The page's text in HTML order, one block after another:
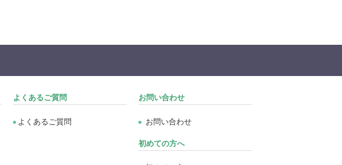
よくあるご質問
よくあるご質問
お問い合わせ
お問い合わせ
初めての方へ